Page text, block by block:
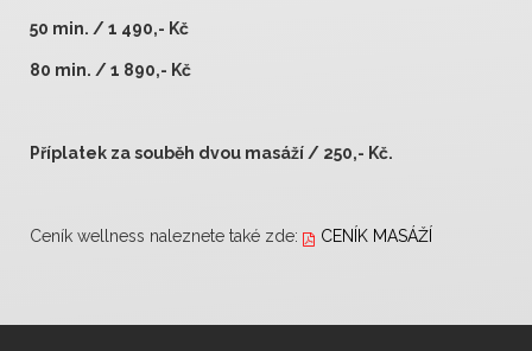
50 min. / 1 490,- Kč
80 min. / 1 890,- Kč
Příplatek za souběh dvou masáží / 250,- Kč.
Ceník wellness naleznete také zde: CENÍK MASÁŽÍ